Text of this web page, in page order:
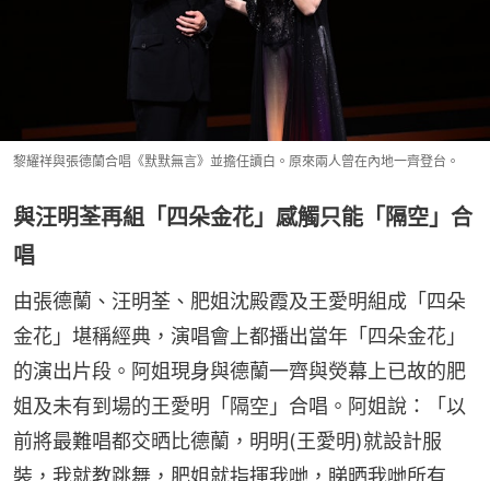
黎耀祥與張德蘭合唱《默默無言》並擔任讀白。原來兩人曾在內地一齊登台。
與汪明荃再組「四朵金花」感觸只能「隔空」合
唱
由張德蘭、汪明荃、肥姐沈殿霞及王愛明組成「四朵
金花」堪稱經典，演唱會上都播出當年「四朵金花」
的演出片段。阿姐現身與德蘭一齊與熒幕上已故的肥
姐及未有到場的王愛明「隔空」合唱。阿姐說：「以
前將最難唱都交晒比德蘭，明明(王愛明)就設計服
裝，我就教跳舞，肥姐就指揮我哋，睇晒我哋所有